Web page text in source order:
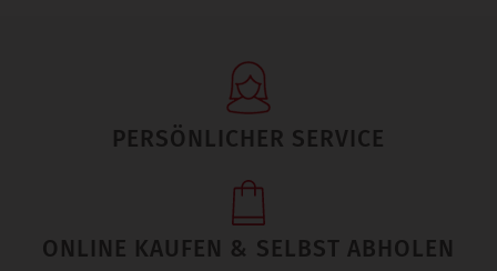
PERSÖNLICHER SERVICE
ONLINE KAUFEN & SELBST ABHOLEN